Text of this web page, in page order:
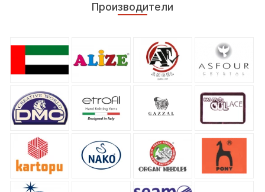
Производители